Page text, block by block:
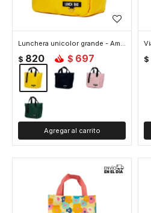
Lunchera unicolor grande - Amarillo
$ 820 $ 697 $